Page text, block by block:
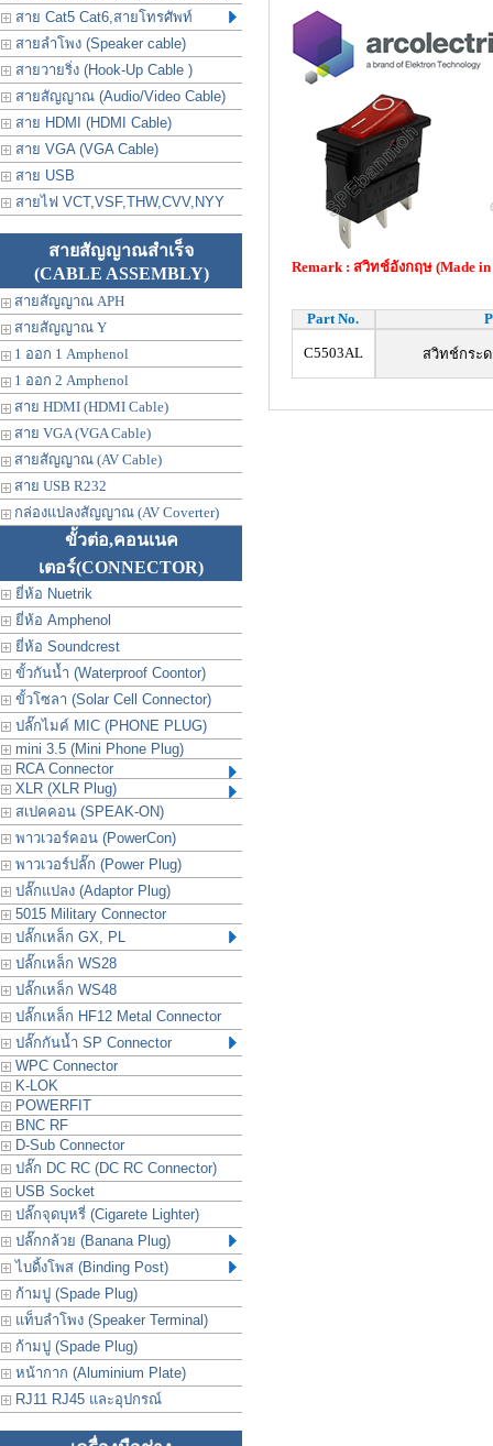
สาย Cat5 Cat6,สายโทรศัพท์
สายลำโพง (Speaker cable)
สายวายริ่ง (Hook-Up Cable )
สายสัญญาณ (Audio/Video Cable)
สาย HDMI (HDMI Cable)
สาย VGA (VGA Cable)
สาย USB
สายไฟ VCT,VSF,THW,CVV,NYY
สายสัญญาณสำเร็จ
(CABLE ASSEMBLY)
สายสัญญาณ APH
สายสัญญาณ Y
1 ออก 1 Amphenol
1 ออก 2 Amphenol
สาย HDMI (HDMI Cable)
สาย VGA (VGA Cable)
สายสัญญาณ (AV Cable)
สาย USB R232
กล่องแปลงสัญญาณ (AV Coverter)
ขั้วต่อ,คอนเนค
เตอร์(CONNECTOR)
ยี่ห้อ Nuetrik
ยี่ห้อ Amphenol
ยี่ห้อ Soundcrest
ขั้วกันน้ำ (Waterproof Coontor)
ขั้วโซลา (Solar Cell Connector)
ปลั๊กไมค์ MIC (PHONE PLUG)
mini 3.5 (Mini Phone Plug)
RCA Connector
XLR (XLR Plug)
สเปคคอน (SPEAK-ON)
พาวเวอร์คอน (PowerCon)
พาวเวอร์ปลั๊ก (Power Plug)
ปลั๊กแปลง (Adaptor Plug)
5015 Military Connector
ปลั๊กเหล็ก GX, PL
ปลั๊กเหล็ก WS28
ปลั๊กเหล็ก WS48
ปลั๊กเหล็ก HF12 Metal Connector
ปลั๊กกันน้ำ SP Connector
WPC Connector
K-LOK
POWERFIT
BNC RF
D-Sub Connector
ปลั๊ก DC RC (DC RC Connector)
USB Socket
ปลั๊กจุดบุหรี่ (Cigarete Lighter)
ปลั๊กกล้วย (Banana Plug)
ไบดิ้งโพส (Binding Post)
ก้ามปู (Spade Plug)
แท็บลำโพง (Speaker Terminal)
ก้ามปู (Spade Plug)
หน้ากาก (Aluminium Plate)
RJ11 RJ45 และอุปกรณ์
Remark : สวิทช์อังกฤษ (Made in
Part No.
C5503AL สวิทช์กระด